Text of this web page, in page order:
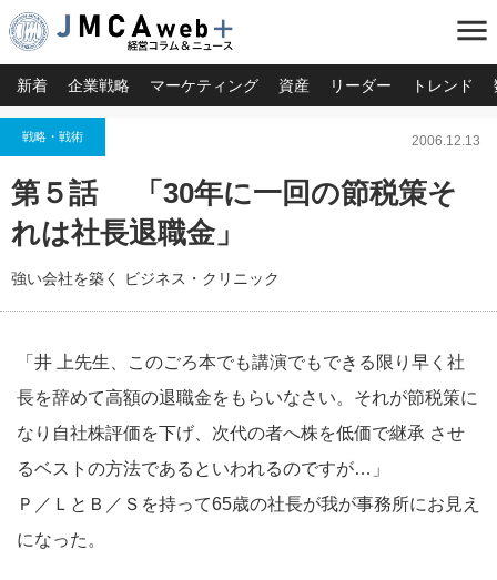
menu
新着 企業戦略 マーケティング 資産 リーダー トレンド
戦略・戦術 2006.12.13
第５話 「30年に一回の節税策そ
れは社長退職金」
強い会社を築く ビジネス・クリニック
「井 上先生、このごろ本でも講演でもできる限り早く社
長を辞めて高額の退職金をもらいなさい。それが節税策に
なり自社株評価を下げ、次代の者へ株を低価で継承 させ
るベストの方法であるといわれるのですが…」
Ｐ／ＬとＢ／Ｓを持って65歳の社長が我が事務所にお見え
になった。